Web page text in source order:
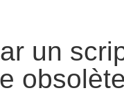
un